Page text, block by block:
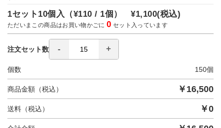
1セット10個入（¥110 / 1個）¥1,100(税込)
ただいまこの商品はお買い物かごに0 セット入っています
注文セット数
個数 150個
商品金額（税込） ￥ 16,500
送料（税込） ￥0